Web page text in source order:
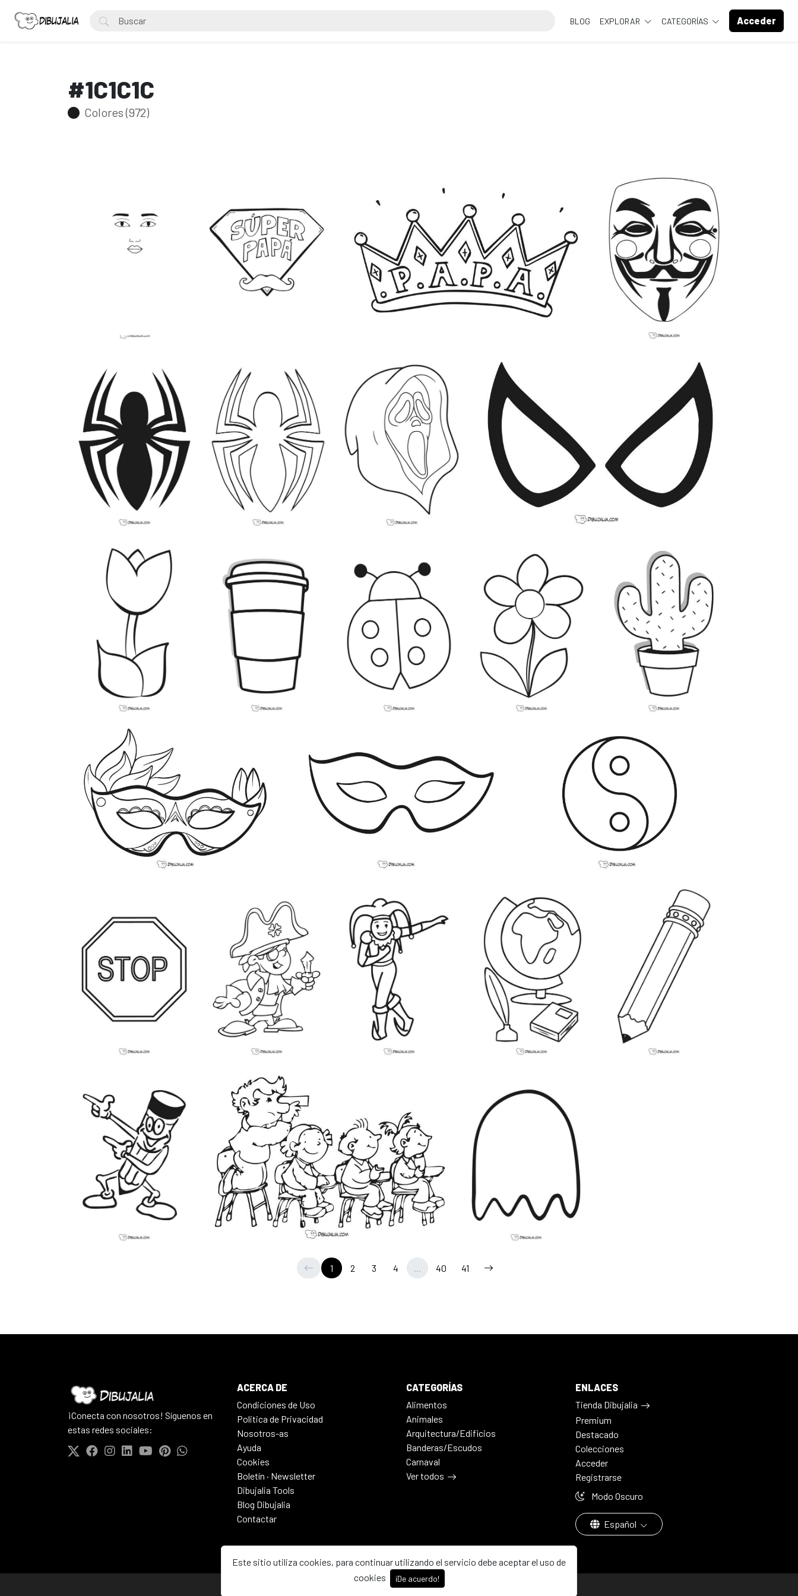
Este sitio utiliza cookies, para continuar utilizando el servicio debe aceptar el uso de
cookies
¡De acuerdo!
BLOG EXPLORAR CATEGORÍAS Acceder
#1C1C1C
Colores (972)
1 2 3 4 ... 40 41
¡Conecta con nosotros! Síguenos en
estas redes sociales:
ACERCA DE
Condiciones de Uso
Politica de Privacidad
Nosotros-as
Ayuda
Cookies
Boletín · Newsletter
Dibujalia Tools
Blog Dibujalia
Contactar
CATEGORÍAS
Alimentos
Animales
Arquitectura/Edificios
Banderas/Escudos
Carnaval
Ver todos
ENLACES
Tienda Dibujalia
Premium
Destacado
Colecciones
Acceder
Registrarse
Modo Oscuro
Español
© 2026 - Dibujalia ha sido ⚙️ con ♥️ en ABC · Castilla-La Mancha · España